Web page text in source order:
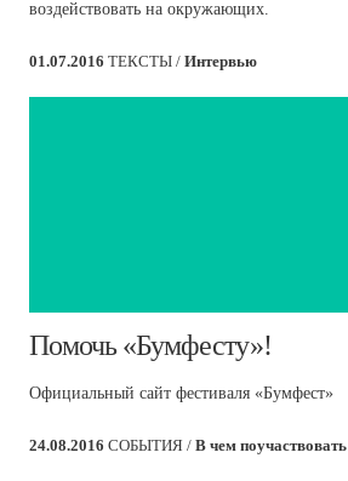
воздействовать на окружающих.
01.07.2016 ТЕКСТЫ / Интервью
​Помочь «Бумфесту»!
Официальный сайт фестиваля «Бумфест»
24.08.2016 СОБЫТИЯ / В чем поучаствовать